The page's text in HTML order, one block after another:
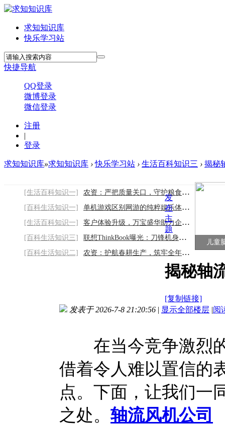
求知知识库
快乐学习站
快捷导航
QQ登录
微博登录
微信登录
注册
|
登录
求知知识库»求知知识库 › 快乐学习站 › 生活百科知识三 › 揭秘
[生活百科知识一]
农资：严把质量关口，守护粮食与农产品安全
[百科生活知识一]
单机游戏区别网游的纯粹娱乐体验与优势
[生活百科知识一]
客户体验升级，万宝盛华助力企业构建专业客
[百科生活知识三]
联想ThinkBook曝光：刀锋机身挑战PG直击龙
[百科生活知识二]
农资：护航春耕生产，筑牢全年丰收根基
儿童
发
布
主
题
揭秘轴
[复制链接]
发表于 2026-7-8 21:20:56 | 显示全部楼层 |阅
在当今竞争激烈的
借着令人难以置信的
点。下面，让我们一
之处。 轴流风机公司